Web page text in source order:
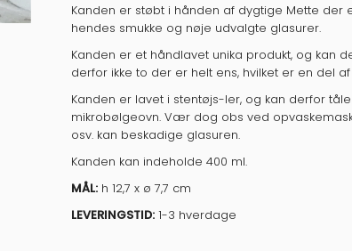
Kanden er støbt i hånden af dygtige Mette der
hendes smukke og nøje udvalgte glasurer.
Kanden er et håndlavet unika produkt, og kan
derfor ikke to der er helt ens, hvilket er en del
Kanden er lavet i stentøjs-ler, og kan derfor
mikrobølgeovn. Vær dog obs ved
osv. kan beskadige glasuren.
Kanden kan indeholde 400 ml.
MÅL:h 12,7 x ø 7,7 cm
LEVERINGSTID:1-3 hverdage